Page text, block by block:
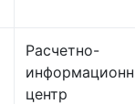
Расчетно-
центр